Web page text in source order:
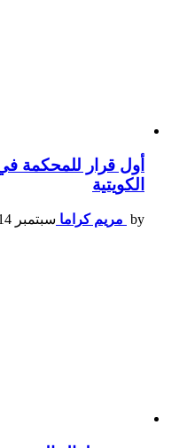
أول قرار للمحكمة
الكويتية
by مريم كراما سبتمبر 14, 2023, 7:15 م